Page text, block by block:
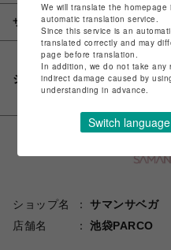
サイズ
シェアする
ショップ名
サマンサベガ
店舗名
池袋PARCO
We will translate the
automatic translation service.
Since this service is an
translated correctly and may
page before translation.
In addition, we do not take any
indirect damage caused by
understanding in advance.
Switch language